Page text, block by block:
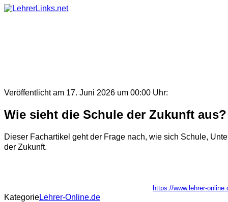
Skip
Veröffentlicht am 17. Juni 2026 um 00:00 Uhr:
Wie sieht die Schule der Zukunft aus?
Dieser Fachartikel geht der Frage nach, wie sich Schule,
der Zukunft.
https://www.lehrer-
KategorieLehrer-Online.de